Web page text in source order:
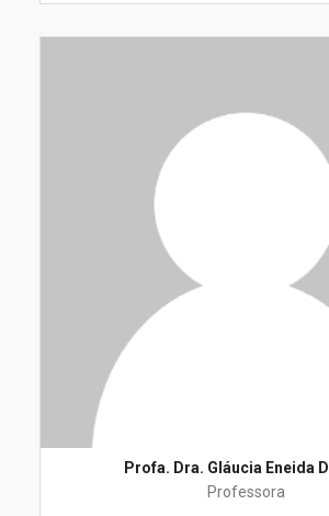
Profa. Dra. Gláucia Eneida
Professora